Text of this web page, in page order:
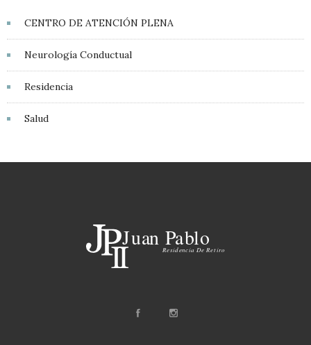
CENTRO DE ATENCIÓN PLENA
Neurología Conductual
Residencia
Salud